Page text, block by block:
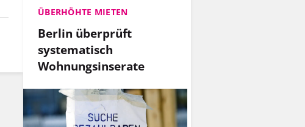
ÜBERHÖHTE MIETEN
Berlin überprüft
systematisch
Wohnungsinserate